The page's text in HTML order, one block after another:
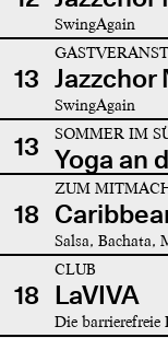
SwingAgain
13 Jazzchor
SwingAgain
13 SOMMER IM
Yoga an
18
ZUM
Salsa, Bachata,
18
CLUB
LaVIVA
Die barrierefreie